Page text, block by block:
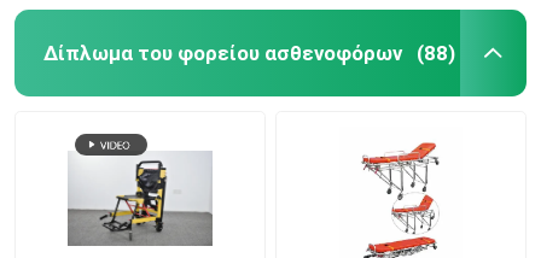
Φορείο εδρών σκαλοπατιών
Ηλεκτρικό νοσοκομειακό κρεβάτι
Δίπλωμα του φορείου ασθενοφόρων (88)